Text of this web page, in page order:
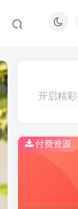
开启精
付费资源
开启精
付费资源